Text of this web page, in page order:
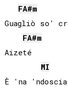
FA#m
Guagliò so'
FA#m
Aizeté
MI
È 'na 'ndoscia